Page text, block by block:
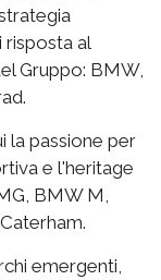
al
Gruppo: BMW,
la passione per
e l'heritage
BMW M,
emergenti,